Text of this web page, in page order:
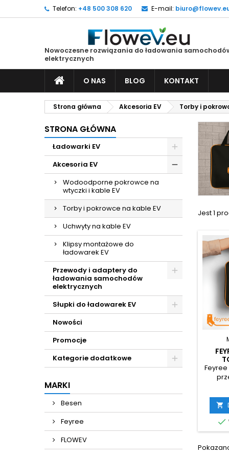
Telefon: +48 500 308 620 E-mail:
Nowoczesne rozwiązania do ładowania
elektrycznych
O NAS BLOG KONTAKT
Strona główna Akcesoria EV Torby i
STRONA GŁÓWNA
Ładowarki EV
Akcesoria EV
Wodoodporne pokrowce na
wtyczki i kable EV
Torby i pokrowce na kable EV
Uchwyty na kable EV
Klipsy montażowe do
ładowarek EV
Przewody i adaptery do
ładowania samochodów
elektrycznych
Słupki do ładowarek EV
Nowości
Promocje
Kategorie dodatkowe
MARKI
Besen
Feyree
FLOWEV
Jest 1


add_circle_outline